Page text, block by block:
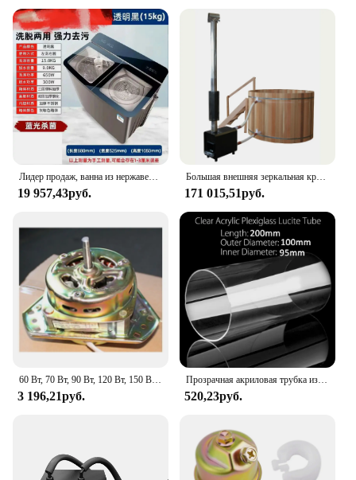
Лидер продаж, ванна из нержавеющей стали, 15 кг, полуавтоматическая двойная ванна для стирки, стиральные машины с верхней нагрузкой
19 957,43руб.
Большая внешняя зеркальная круглая Ванна из массива дерева, горячая ванна с деревянным покрытием
171 015,51руб.
60 Вт, 70 Вт, 90 Вт, 120 Вт, 150 Вт, 180 Вт
3 196,21руб.
Прозрачная акриловая трубка из плексигласа, длина 200 мм, диаметр 100 мм, внешний диаметр 95 мм, 1 шт.
520,23руб.